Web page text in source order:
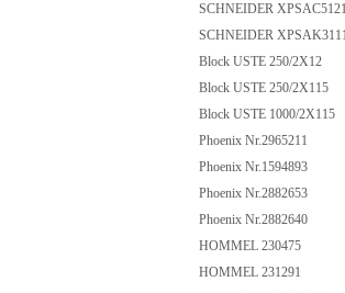
SCHNEIDER
SCHNEIDER
Block USTE 250/2X12
Block USTE 250/2X115
Block USTE 1000/2X115
Phoenix Nr.2965211
Phoenix Nr.1594893
Phoenix Nr.2882653
Phoenix Nr.2882640
HOMMEL 230475
HOMMEL 231291